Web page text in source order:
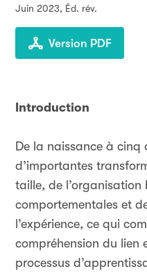
Juin 2023, Éd. rév.
Version PDF
Introduction
De la naissance à cinq
d’importantes
taille, de
comportementales et
l’expérience, ce qui
compréhension du lien
processus